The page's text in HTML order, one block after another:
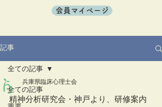
会員マイページ
記事
全ての記事
全ての記事
兵庫県臨床心理士会
精神分析研究会・神戸より、研修案内